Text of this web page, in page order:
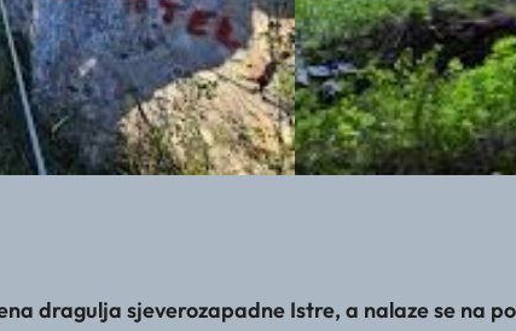
dragulja sjeverozapadne Istre, a nalaze se na